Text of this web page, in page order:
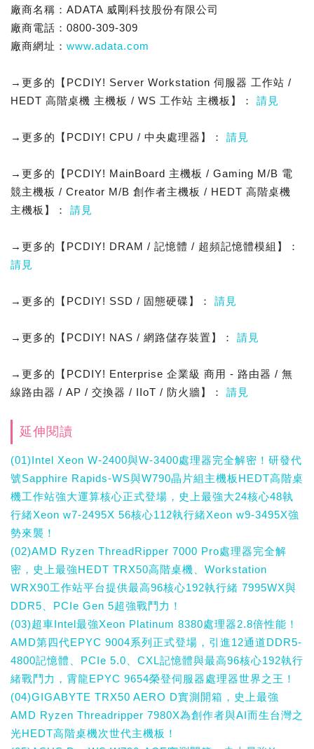
廠商名稱：ADATA 威剛科技股份有限公司
廠商電話：0800-309-309
廠商網址： www.adata.com
→更多的【PCDIY! Server Workstation 伺服器 工作站 /
HEDT 高階桌機 主機板 / WS 工作站 主機板】： 請見
→更多的【PCDIY! CPU / 中央處理器】： 請見
→更多的【PCDIY! MainBoard 主機板 / Gaming M/B 電
競主機板 / Creator M/B 創作者主機板 / HEDT 高階桌機
主機板】： 請見
→更多的【PCDIY! DRAM / 記憶體 / 超頻記憶體模組】：
請見
→更多的【PCDIY! SSD / 固態硬碟】： 請見
→更多的【PCDIY! NAS / 網路儲存裝置】： 請見
→更多的【PCDIY! Enterprise 企業級 商用 - 路由器 / 無
線路由器 / AP / 交換器 / IIoT / 防火牆】： 請見
延伸閱讀
(01)Intel Xeon W-2400與W-3400處理器完全解密！研發代
號Sapphire Rapids-WS與W790晶片組主機板HEDT高階桌
機工作站強大運算核心正式登場，史上最強大24核心48執
行緒Xeon w7-2495X 56核心112執行緒Xeon w9-3495X強
勢來襲！
(02)AMD Ryzen ThreadRipper 7000 Pro處理器完全解
密，史上最強HEDT TRX50高階桌機、Workstation
WRX90工作站平台提供最高96核心192執行緒 7995WX與
DDR5、PCIe Gen 5超強戰鬥力！
(03)超車Intel最強Xeon Platinum 8380處理器2.8倍性能！
AMD第四代EPYC 9004系列正式登場，引進12通道DDR5-
4800記憶體、PCIe 5.0、CXL記憶體與最高96核心192執行
緒戰鬥力，霄龍EPYC 9654榮登伺服器處理器世界之王！
(04)GIGABYTE TRX50 AERO D實測開箱，史上最強
AMD Ryzen Threadripper 7980X為創作者與AI而生台灣之
光HEDT高階桌機次世代主機板！